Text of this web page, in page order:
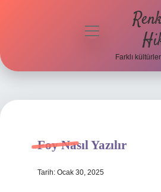
menüyü
Farklı
Foy Nasıl Yazılır
Tarih: Ocak 30, 2025